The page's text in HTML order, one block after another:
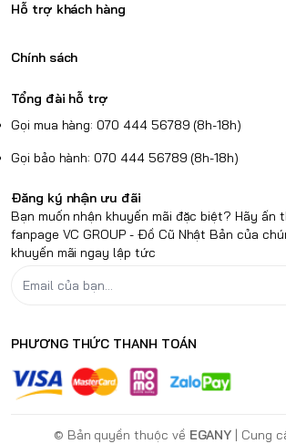
Hỗ trợ khách hàng
Chính sách
Tổng đài hỗ trợ
Gọi mua hàng: 070 444 56789 (8h-18h)
Gọi bảo hành: 070 444 56789 (8h-18h)
Đăng ký nhận ưu đãi
Bạn muốn nhận khuyến mãi đặc biệt? Hãy ấn
fanpage VC GROUP - Đồ Cũ Nhật Bản của
khuyến mãi ngay lập tức
PHƯƠNG THỨC THANH TOÁN
© Bản quyền thuộc về EGANY | Cung